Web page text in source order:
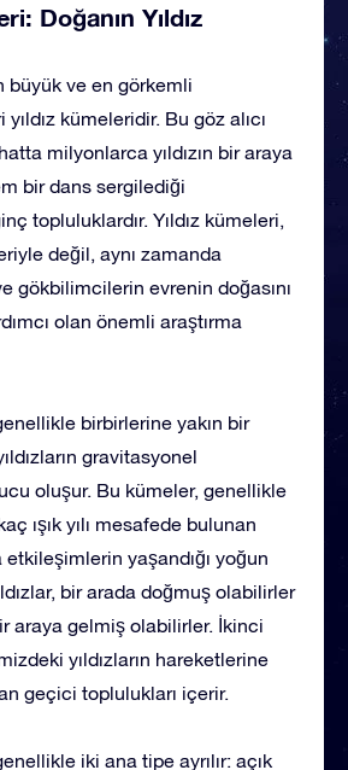
Doğanın Yıldız
büyük ve en görkemli
kümeleridir. Bu göz alıcı
milyonlarca yıldızın bir araya
bir dans sergilediği
topluluklardır. Yıldız kümeleri,
değil, aynı zamanda
gökbilimcilerin evrenin doğasını
olan önemli araştırma
birbirlerine yakın bir
gravitasyonel
oluşur. Bu kümeler, genellikle
ışık yılı mesafede bulunan
etkileşimlerin yaşandığı yoğun
bir arada doğmuş olabilirler
araya gelmiş olabilirler. İkinci
yıldızların hareketlerine
geçici toplulukları içerir.
iki ana tipe ayrılır: açık